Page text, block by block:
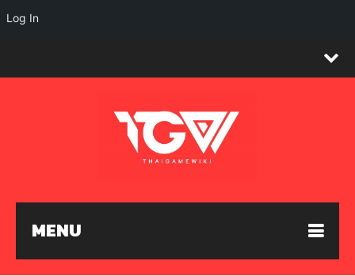
MENU
Log In